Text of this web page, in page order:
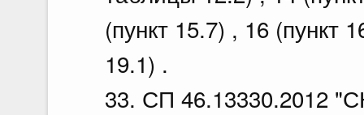
(пункт 15.7) , 16 (пункт
19.1) .
33. СП 46.13330.2012